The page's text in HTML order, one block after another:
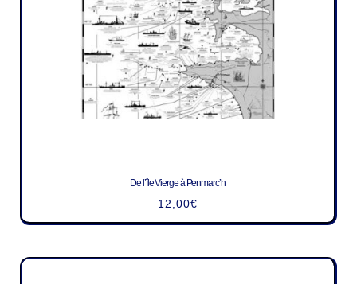
De l’île Vierge à Penmarc’h
12,00€